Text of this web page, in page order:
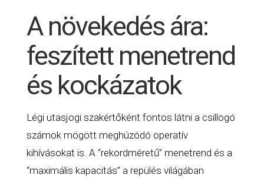
A növekedés ára:
feszített menetrend
és kockázatok
Légi utasjogi szakértőként fontos látni a csillogó
számok mögött meghúzódó operatív
kihívásokat is. A “rekordméretű” menetrend és a
“maximális kapacitás” a repülés világában